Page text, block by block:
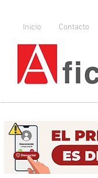
Inicio Contacto